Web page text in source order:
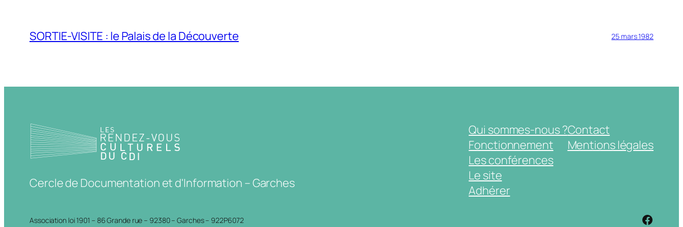
SORTIE-VISITE : le Palais de la Découverte 25 mars 1982
Cercle de Documentation et d'Information – Garches
Qui sommes-nous ?
Fonctionnement
Les conférences
Le site
Adhérer
Contact
Mentions légales
Association loi 1901 – 86 Grande rue – 92380 – Garches – 922P6072